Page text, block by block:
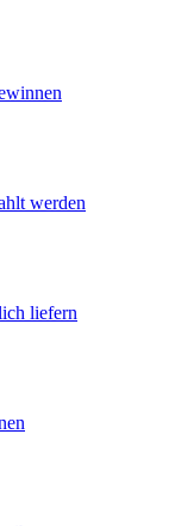
werden
liefern